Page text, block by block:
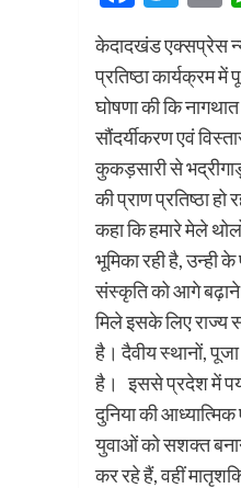
केदादखंड एक्सप्रेस
प्रतिष्ठा कार्यक्रम
घोषणा की कि
सौंदर्यीकरण एवं
कुकड़सारी से
की प्राण प्रतिष्ठा
कहा कि हमारे मेले
भूमिका रही है, उन्ही
संस्कृति को आगे बढ़ाने
मिले इसके लिए राज्य
है। दैवीय स्थानों,
है। इससे प्रदेश में
दुनिया की
युवाओं को सशक्त
कर रहे हैं, वहीं